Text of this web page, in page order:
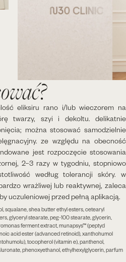
eliksiru rano i/lub wieczorem na
twarzy, szyi i dekoltu.​ delikatnie
można stosować samodzielnie
ze względu na obecność
jest rozpoczęcie stosowania
2–3 razy w tygodniu, stopniowo
według tolerancji skóry.​ w
wrażliwej lub reaktywnej, zaleca
uczuleniowej przed pełną aplikacją.​
squalane, shea butter ethyl esters, cetearyl
glyceryl stearate, peg-100 stearate, glycerin,
ferment extract, munapsys™ (peptyd
acid ester (advanced retinoid), xanthohumol
tocopherol (vitamin e), panthenol,
phenoxyethanol, ethylhexylglycerin, parfum